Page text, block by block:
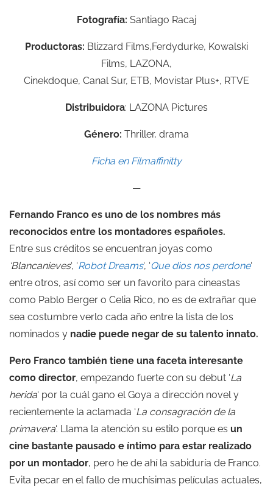
Fotografía: Santiago Racaj
Productoras: Blizzard Films,Ferdydurke, Kowalski
Films, LAZONA,
Cinekdoque, Canal Sur, ETB, Movistar Plus+, RTVE
Distribuidora: LAZONA Pictures
Género: Thriller, drama
Ficha en Filmaffinitty
—
Fernando Franco es uno de los nombres más
reconocidos entre los montadores españoles.
Entre sus créditos se encuentran joyas como
‘Blancanieves‘, ‘Robot Dreams‘, ‘Que dios nos perdone‘
entre otros, así como ser un favorito para cineastas
como Pablo Berger o Celia Rico, no es de extrañar que
sea costumbre verlo cada año entre la lista de los
nominados y nadie puede negar de su talento innato.
Pero Franco también tiene una faceta interesante
como director, empezando fuerte con su debut ‘La
herida‘ por la cuál gano el Goya a dirección novel y
recientemente la aclamada ‘La consagración de la
primavera‘. Llama la atención su estilo porque es un
cine bastante pausado e íntimo para estar realizado
por un montador, pero he de ahí la sabiduría de Franco.
Evita pecar en el fallo de muchísimas películas actuales,